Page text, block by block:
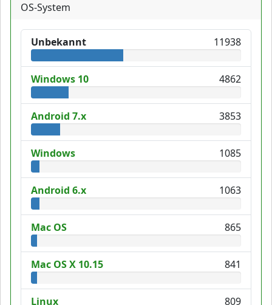
OS-System
Unbekannt 11938
Windows 10 4862
Android 7.x 3853
Windows 1085
Android 6.x 1063
Mac OS 865
Mac OS X 10.15 841
Linux 809